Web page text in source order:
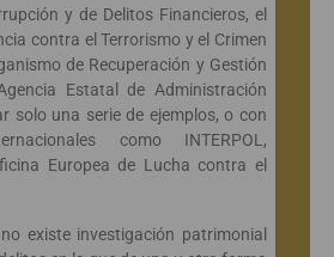
y de Delitos Financieros, el
contra el Terrorismo y el Crimen
de Recuperación y Gestión
Estatal de Administración
solo una serie de ejemplos, o con
como INTERPOL,
Europea de Lucha contra el
existe investigación patrimonial